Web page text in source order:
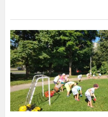
Žaidžiame
su
kamuoliais